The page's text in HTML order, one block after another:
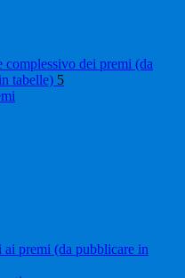
complessivo dei premi (da
tabelle) 5
premi (da pubblicare in